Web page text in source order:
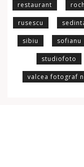
restaurant
rusescu
sibiu sofianu
studiofoto
valcea fotograf